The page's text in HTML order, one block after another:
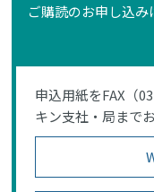
ご購読のお申し込
申込用紙をFAX（
キン支社・局まで